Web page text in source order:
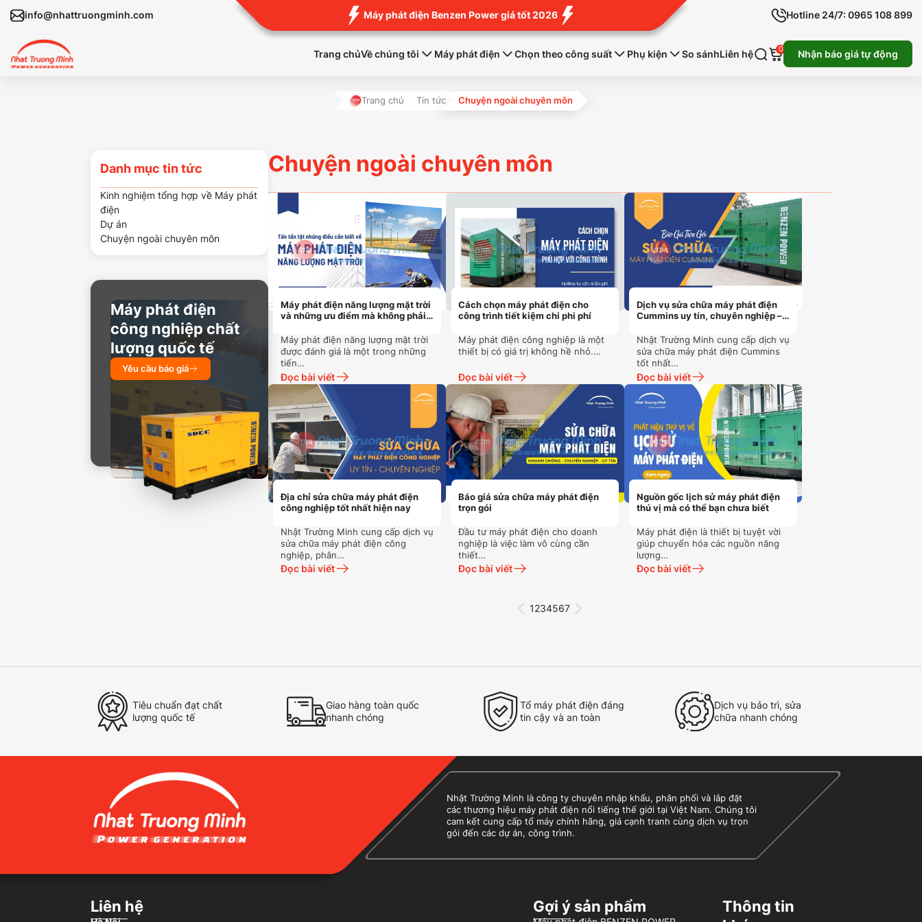
info@nhattruongminh.com Máy phát điện Benzen Power giá tốt 2026 Hotline 24/7: 0965 108 899
Trang chủVề chúng tôi Máy phát điện Chọn theo công suất Phụ kiện So sánhLiên hệ 0 Nhận báo giá tự động
Trang chủ Tin tức Chuyện ngoài chuyên môn
Danh mục tin tức
Kinh nghiệm tổng hợp về Máy phát
điện
Dự án
Chuyện ngoài chuyên môn
Máy phát điện
công nghiệp chất
lượng quốc tế
Yêu cầu báo giá
Chuyện ngoài chuyên môn
Máy phát điện năng lượng mặt trời
và những ưu điểm mà không phải
Máy phát điện năng lượng mặt trời
được đánh giá là một trong những
tiến…
Đọc bài viết
Cách chọn máy phát điện cho
công trình tiết kiệm chi phi phí
Máy phát điện công nghiệp là một
thiết bị có giá trị không hề nhỏ.…
Đọc bài viết
Dịch vụ sửa chữa máy phát điện
Cummins uy tín, chuyên nghiệp –
Nhật Trường Minh cung cấp dịch vụ
sửa chữa máy phát điện Cummins
tốt nhất…
Đọc bài viết
Địa chỉ sửa chữa máy phát điện
công nghiệp tốt nhất hiện nay
Nhật Trường Minh cung cấp dịch vụ
sửa chữa máy phát điện công
nghiệp, phân…
Đọc bài viết
Báo giá sửa chữa máy phát điện
trọn gói
Đầu tư máy phát điện cho doanh
nghiệp là việc làm vô cùng cần
thiết…
Đọc bài viết
Nguồn gốc lịch sử máy phát điện
thú vị mà có thể bạn chưa biết
Máy phát điện là thiết bị tuyệt vời
giúp chuyển hóa các nguồn năng
lượng…
Đọc bài viết
1234567
Tiêu chuẩn đạt chất
lượng quốc tế
Giao hàng toàn quốc
nhanh chóng
Tổ máy phát điện đáng
tin cậy và an toàn
Dịch vụ bảo trì, sửa
chữa nhanh chóng
Nhật Trường Minh là công ty chuyên nhập khẩu, phân phối và lắp đặt
các thương hiệu máy phát điện nổi tiếng thế giới tại Việt Nam. Chúng tôi
cam kết cung cấp tổ máy chính hãng, giá cạnh tranh cùng dịch vụ trọn
gói đến các dự án, công trình.
Liên hệ Gợi ý sản phẩm
Thông tin